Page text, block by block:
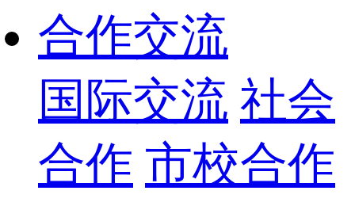
合作交流
国际交流 社会
合作 市校合作